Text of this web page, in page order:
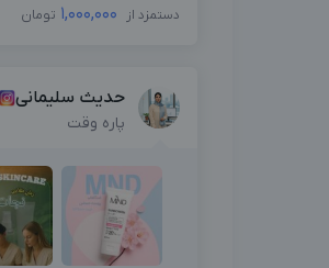
دستمزد از 1,000,000 تومان
حدیث سلیمانی
پاره وقت